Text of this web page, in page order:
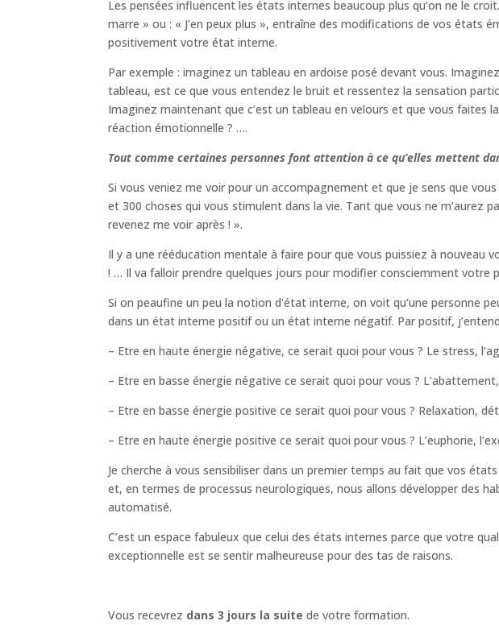
Les pensées influencent les états internes beaucoup plus qu’on ne le
marre » ou : « J’en peux plus », entraîne des modifications de vos états
positivement votre état interne.
Par exemple : imaginez un tableau en ardoise posé devant vous.
tableau, est ce que vous entendez le bruit et ressentez la sensation
Imaginez maintenant que c’est un tableau en velours et que vous faites
réaction émotionnelle ? ….
Tout comme certaines personnes font attention à ce qu’elles mettent
Si vous veniez me voir pour un accompagnement et que je sens que
et 300 choses qui vous stimulent dans la vie. Tant que vous ne m’aurez
revenez me voir après ! ».
Il y a une rééducation mentale à faire pour que vous puissiez à
! … Il va falloir prendre quelques jours pour modifier consciemment votre
Si on peaufine un peu la notion d’état interne, on voit qu’une personne
dans un état interne positif ou un état interne négatif. Par positif,
– Etre en haute énergie négative, ce serait quoi pour vous ? Le stress,
– Etre en basse énergie négative ce serait quoi pour vous ?
– Etre en basse énergie positive ce serait quoi pour vous ? Relaxation,
– Etre en haute énergie positive ce serait quoi pour vous ? L’euphorie,
Je cherche à vous sensibiliser dans un premier temps au fait que vos
et, en termes de processus neurologiques, nous allons développer des
automatisé.
C’est un espace fabuleux que celui des états internes parce que votre
exceptionnelle est se sentir malheureuse pour des tas de raisons.
Vous recevrez dans 3 jours la suite de votre formation.